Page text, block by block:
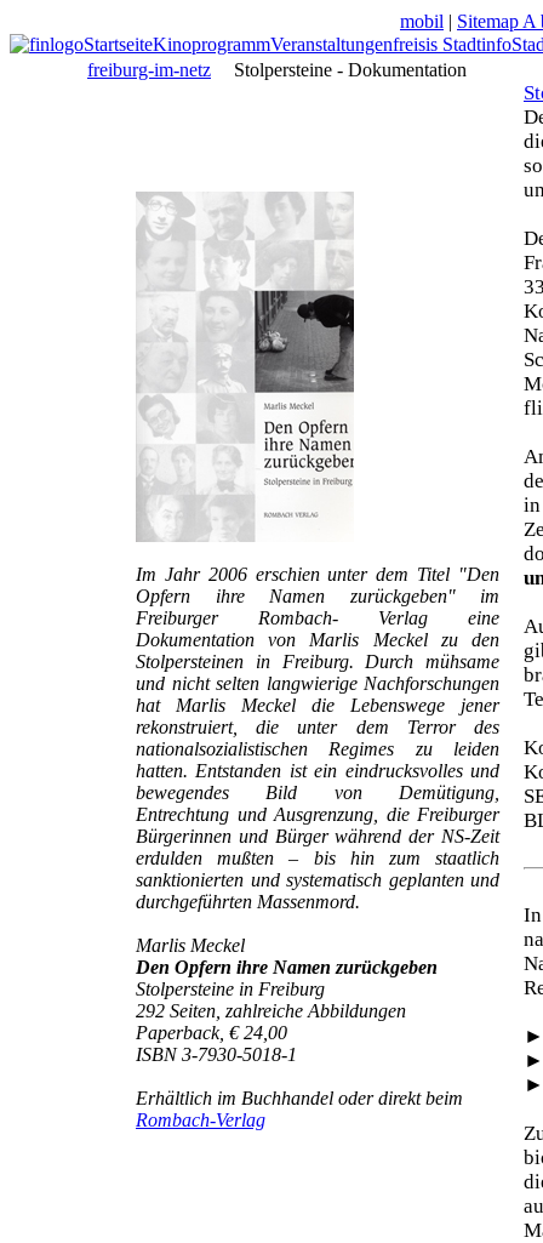
mobil | Sitemap A
StartseiteKinoprogrammVeranstaltungenfreisis Stadtinfo
freiburg-im-netz
Stolpersteine - Dokumentation
Im Jahr 2006 erschien unter dem Titel "Den
Opfern ihre Namen zurückgeben" im
Freiburger Rombach- Verlag eine
Dokumentation von Marlis Meckel zu den
Stolpersteinen in Freiburg. Durch mühsame
und nicht selten langwierige Nachforschungen
hat Marlis Meckel die Lebenswege jener
rekonstruiert, die unter dem Terror des
nationalsozialistischen Regimes zu leiden
hatten. Entstanden ist ein eindrucksvolles und
bewegendes Bild von Demütigung,
Entrechtung und Ausgrenzung, die Freiburger
Bürgerinnen und Bürger während der NS-Zeit
erdulden mußten – bis hin zum staatlich
sanktionierten und systematisch geplanten und
durchgeführten Massenmord.
Marlis Meckel
Den Opfern ihre Namen zurückgeben
Stolpersteine in Freiburg
292 Seiten, zahlreiche Abbildungen
Paperback, € 24,00
ISBN 3-7930-5018-1
Erhältlich im Buchhandel oder direkt beim
Rombach-Verlag